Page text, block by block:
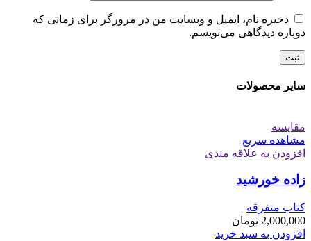
ذخیره نام، ایمیل و وبسایت من در مرورگر برای زمانی که
دوباره دیدگاهی می‌نویسم.
سایر محصولات
مقایسه
مشاهده سریع
افزودن به علاقه مندی
زاده خورشید
کتاب متفرقه
2,000,000 تومان
افزودن به سبد خرید